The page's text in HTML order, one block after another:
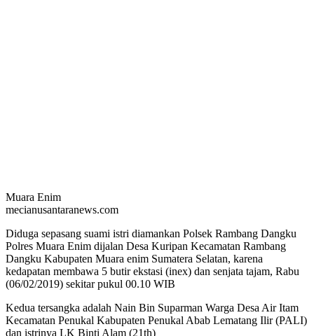
Muara Enim
mecianusantaranews.com
Diduga sepasang suami istri diamankan Polsek Rambang Dangku
Polres Muara Enim dijalan Desa Kuripan Kecamatan Rambang
Dangku Kabupaten Muara enim Sumatera Selatan, karena
kedapatan membawa 5 butir ekstasi (inex) dan senjata tajam, Rabu
(06/02/2019) sekitar pukul 00.10 WIB
Kedua tersangka adalah Nain Bin Suparman Warga Desa Air Itam
Kecamatan Penukal Kabupaten Penukal Abab Lematang Ilir (PALI)
dan istrinya LK Binti Alam (21th)